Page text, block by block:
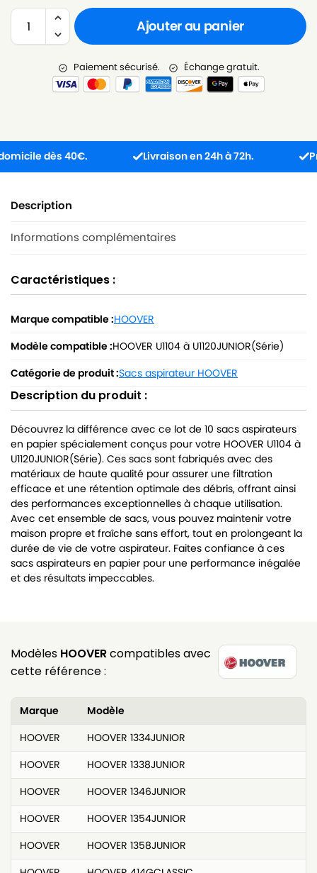
Ajouter au panier
Paiement sécurisé. Échange gratuit.
dès 40€. Livraison en 24h à 72h.
Description
Informations complémentaires
Caractéristiques :
Marque compatible :HOOVER
Modèle compatible :HOOVER U1104 à U1120JUNIOR(Série)
Catégorie de produit :Sacs aspirateur HOOVER
Description du produit :
Découvrez la différence avec ce lot de 10 sacs aspirateurs
en papier spécialement conçus pour votre HOOVER U1104 à
U1120JUNIOR(Série). Ces sacs sont fabriqués avec des
matériaux de haute qualité pour assurer une filtration
efficace et une rétention optimale des débris, offrant ainsi
des performances exceptionnelles à chaque utilisation.
Avec cet ensemble de sacs, vous pouvez maintenir votre
maison propre et fraîche sans effort, tout en prolongeant la
durée de vie de votre aspirateur. Faites confiance à ces
sacs aspirateurs en papier pour une performance inégalée
et des résultats impeccables.
Modèles HOOVERcompatibles avec
cette référence :
Marque
Modèle
HOOVER
HOOVER 1334JUNIOR
HOOVER
HOOVER 1338JUNIOR
HOOVER
HOOVER 1346JUNIOR
HOOVER
HOOVER 1354JUNIOR
HOOVER
HOOVER 1358JUNIOR